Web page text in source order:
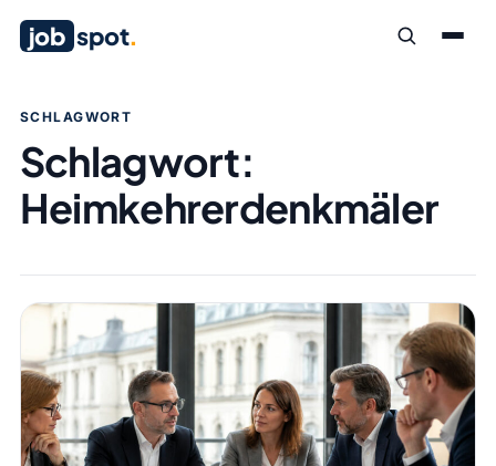
job spot.
SCHLAGWORT
Schlagwort:
Heimkehrerdenkmäler